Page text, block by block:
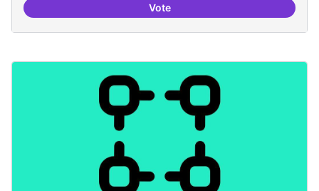
VoteHardware lliure